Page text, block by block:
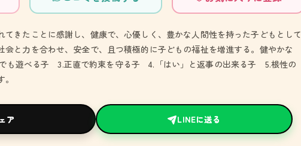
てきたことに感謝し、健康で、心優しく、豊かな人間性を持った子どもとして
会と力を合わせ、安全で、且つ積極的に子どもの福祉を増進する。健やかな
も遊べる子 3.正直で約束を守る子 4.「はい」と返事の出来る子 5.根性の
ア LINEに送る